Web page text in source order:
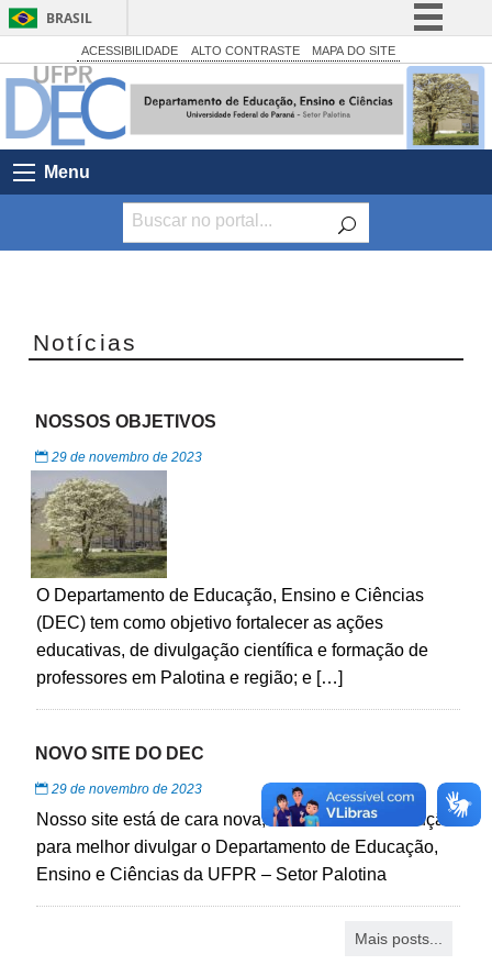
BRASIL
Simplifique!
Comunica BR
Participe
Legislação
Canais
ACESSIBILIDADE ALTO CONTRASTE MAPA DO SITE
Menu
Notícias
NOSSOS OBJETIVOS
29 de novembro de 2023
O Departamento de Educação, Ensino e Ciências
(DEC) tem como objetivo fortalecer as ações
educativas, de divulgação científica e formação de
professores em Palotina e região; e […]
NOVO SITE DO DEC
29 de novembro de 2023
Nosso site está de cara nova, estamos em construção
para melhor divulgar o Departamento de Educação,
Ensino e Ciências da UFPR – Setor Palotina
Mais posts...